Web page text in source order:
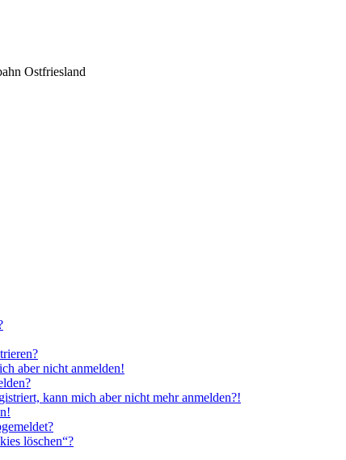
Ostfriesland
aber nicht anmelden!
kann mich aber nicht mehr anmelden?!
löschen“?